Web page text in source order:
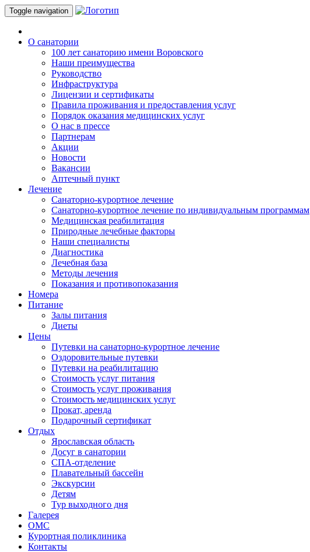
Toggle navigation
О санатории
100 лет санаторию имени Воровского
Наши преимущества
Руководство
Инфраструктура
Лицензии и сертификаты
Правила проживания и предоставления услуг
Порядок оказания медицинских услуг
О нас в прессе
Партнерам
Акции
Новости
Вакансии
Аптечный пункт
Лечение
Санаторно-курортное лечение
Санаторно-курортное лечение по индивидуальным программам
Медицинская реабилитация
Природные лечебные факторы
Наши специалисты
Диагностика
Лечебная база
Методы лечения
Показания и противопоказания
Номера
Питание
Залы питания
Диеты
Цены
Путевки на санаторно-курортное лечение
Оздоровительные путевки
Путевки на реабилитацию
Стоимость услуг питания
Стоимость услуг проживания
Стоимость медицинских услуг
Прокат, аренда
Подарочный сертификат
Отдых
Ярославская область
Досуг в санатории
СПА-отделение
Плавательный бассейн
Экскурсии
Детям
Тур выходного дня
Галерея
ОМС
Курортная поликлиника
Контакты